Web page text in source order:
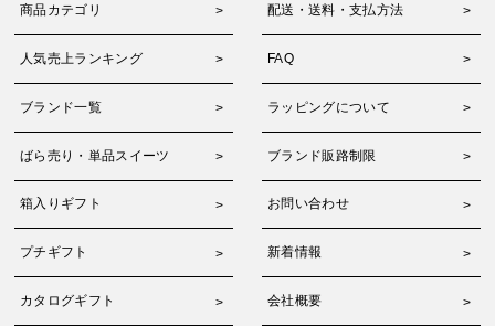
商品カテゴリ 配送・送料・支払方法
人気売上ランキング FAQ
ブランド一覧 ラッピングについて
ばら売り・単品スイーツ ブランド販路制限
箱入りギフト お問い合わせ
プチギフト 新着情報
カタログギフト 会社概要